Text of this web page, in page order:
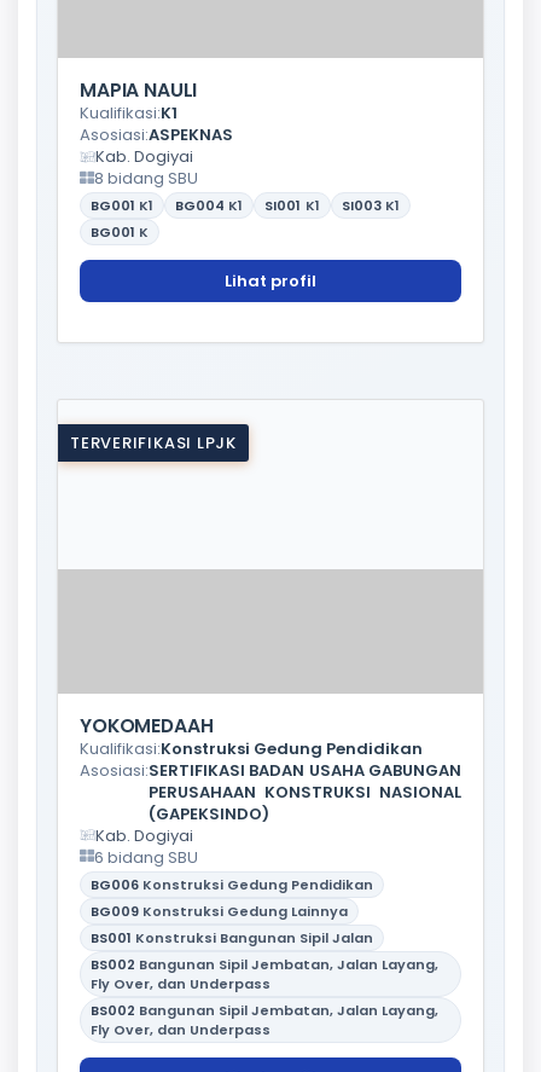
MAPIA NAULI
Kualifikasi:K1
Asosiasi:ASPEKNAS
Kab. Dogiyai
8 bidang SBU
BG001 K1 BG004 K1 SI001 K1 SI003 K1
BG001 K
Lihat profil
TERVERIFIKASI LPJK
YOKOMEDAAH
Kualifikasi:Konstruksi Gedung Pendidikan
Asosiasi:SERTIFIKASI BADAN USAHA GABUNGAN
PERUSAHAAN KONSTRUKSI NASIONAL
(GAPEKSINDO)
Kab. Dogiyai
6 bidang SBU
BG006 Konstruksi Gedung Pendidikan
BG009 Konstruksi Gedung Lainnya
BS001 Konstruksi Bangunan Sipil Jalan
BS002 Bangunan Sipil Jembatan, Jalan Layang,
Fly Over, dan Underpass
BS002 Bangunan Sipil Jembatan, Jalan Layang,
Fly Over, dan Underpass